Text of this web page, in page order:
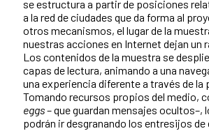
se estructura a partir de posiciones
a la red de ciudades que da forma al
otros mecanismos, el lugar de la
nuestras acciones en Internet dejan un
Los contenidos de la muestra se
capas de lectura, animando a una
una experiencia diferente a través de la
Tomando recursos propios del medio,
eggs– que guardan mensajes
podrán ir desgranando los entresijos